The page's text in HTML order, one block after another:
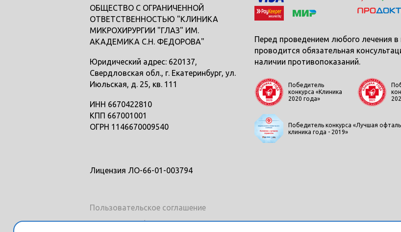
ОБЩЕСТВО С ОГРАНИЧЕННОЙ
ОТВЕТСТВЕННОСТЬЮ "КЛИНИКА
МИКРОХИРУРГИИ "ГЛАЗ" ИМ.
АКАДЕМИКА С.Н. ФЕДОРОВА"
Юридический адрес: 620137,
Свердловская обл., г. Екатеринбург, ул.
Июльская, д. 25, кв. 111
ИНН 6670422810
КПП 667001001
ОГРН 1146670009540
Лицензия ЛО-66-01-003794
Пользовательское соглашение
Политика конфиденциальности и
Перед проведением любого лечения в
проводится обязательная
наличии противопоказаний.
Победитель
конкурса «Клиника
2020 года»
Победитель конкурса «Лучшая
клиника года - 2019»